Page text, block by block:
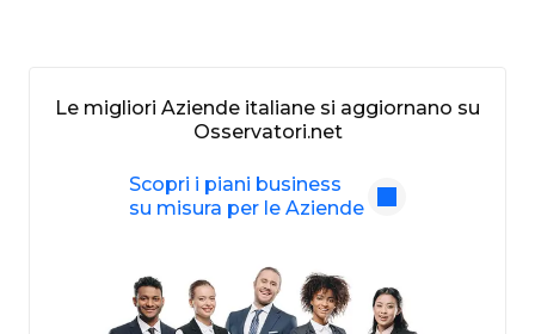
Le migliori Aziende italiane si aggiornano su
Osservatori.net
Scopri i piani business
su misura per le Aziende